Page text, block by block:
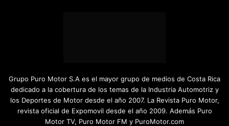
Grupo Puro Motor S.A es el mayor grupo de medios de Costa Rica
dedicado a la cobertura de los temas de la Industria Automotriz y
los Deportes de Motor desde el año 2007. La Revista Puro Motor,
revista oficial de Expomovil desde el año 2009. Además Puro
Motor TV, Puro Motor FM y PuroMotor.com